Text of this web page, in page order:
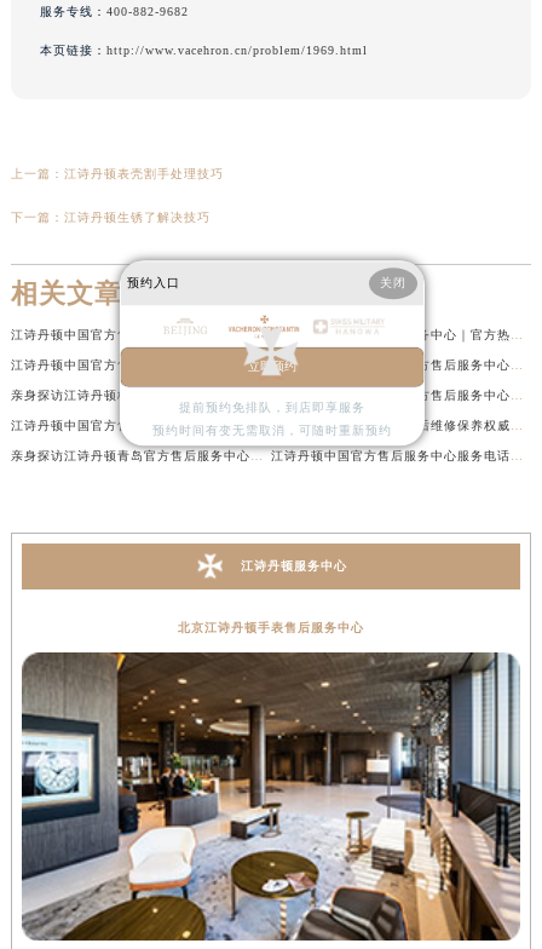
服务专线： 400-882-9682
本页链接： http://www.vacehron.cn/problem/1969.html
上一篇： 江诗丹顿表壳割手处理技巧
下一篇： 江诗丹顿生锈了解决技巧
相关文章
江诗丹顿中国官方售后服务中心｜服务热线及全部维修地址权威信息通告（2026年7月最新）
江诗丹顿中国官方售后服务中心｜全新地址及售后电话权威信息通告（2026年7月最新）
江诗丹顿中国官方售后服务中心电话及服务网点地址实地考察报告_多信源验证（2026年7月最新）
亲身探访江诗丹顿青岛官方售后服务中心｜全新服务热线及门店地址（2026年7月最新）
江诗丹顿服务中心
北京江诗丹顿手表售后服务中心
预约入口 关闭
立即预约
提前预约免排队，到店即享服务
预约时间有变无需取消，可随时重新预约